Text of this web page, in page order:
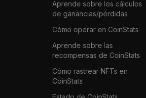
Aprende sobre los cálculos
de ganancias/pérdidas
Cómo operar en CoinStats
Aprende sobre las
recompensas de CoinStats
Cómo rastrear NFTs en
CoinStats